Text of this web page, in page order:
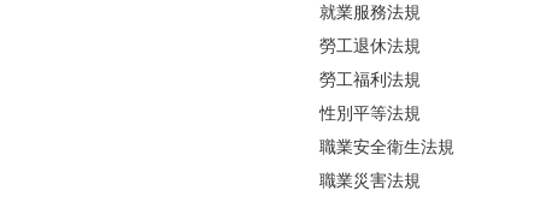
就業服務法規
勞工退休法規
勞工福利法規
性別平等法規
職業安全衛生法規
職業災害法規